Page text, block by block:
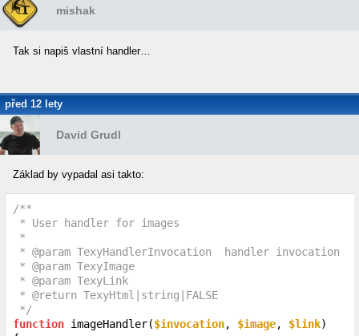
mishak
Tak si napiš vlastní handler…
před 12 lety
David Grudl
Základ by vypadal asi takto:
/**
* User handler for images
*
* @param TexyHandlerInvocation  handler invocation
* @param TexyImage
* @param TexyLink
* @return TexyHtml|string|FALSE
*/
function imageHandler($invocation, $image, $link)